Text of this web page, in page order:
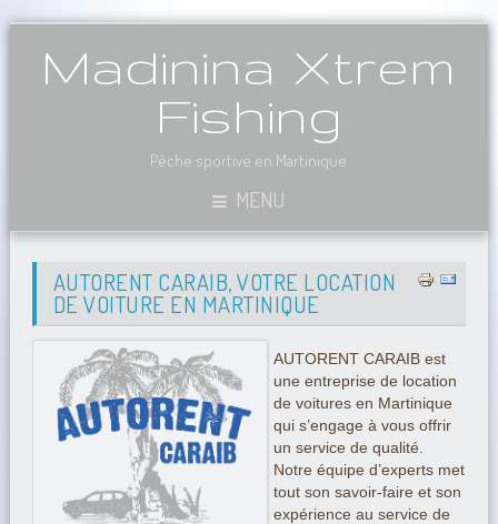
Madinina Xtrem
Fishing
Pêche sportive en Martinique
MENU
AUTORENT CARAIB, VOTRE LOCATION
DE VOITURE EN MARTINIQUE
AUTORENT CARAIB est
une entreprise de location
de voitures en Martinique
qui s’engage à vous offrir
un service de qualité.
Notre équipe d’experts met
tout son savoir-faire et son
expérience au service de